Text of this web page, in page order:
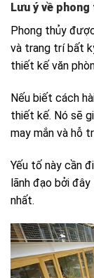
Lưu ý về phong
Phong thủy
và trang trí bất
thiết kế văn
Nếu biết cách
thiết kế. Nó sẽ
may mắn và hỗ
Yếu tố này cần
lãnh đạo bởi
nhất.